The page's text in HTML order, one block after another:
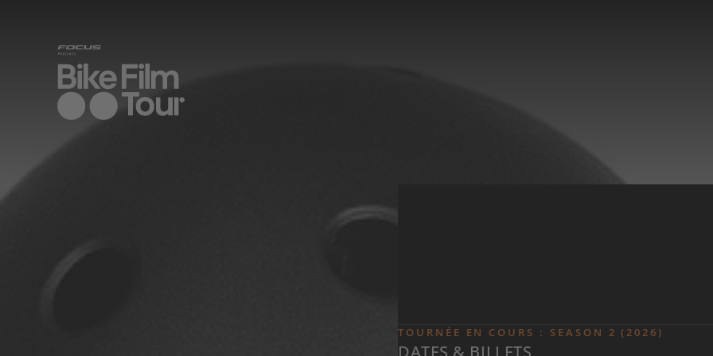
TOURNÉE EN COURS : SEASON 2 (2026)
DATES & BILLETS